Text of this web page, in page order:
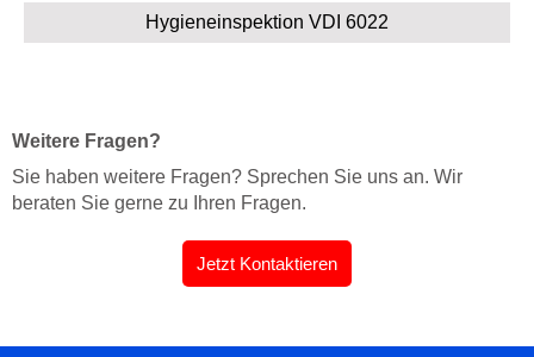
Hygieneinspektion VDI 6022
Weitere Fragen?
Sie haben weitere Fragen? Sprechen Sie uns an. Wir
beraten Sie gerne zu Ihren Fragen.
Jetzt Kontaktieren